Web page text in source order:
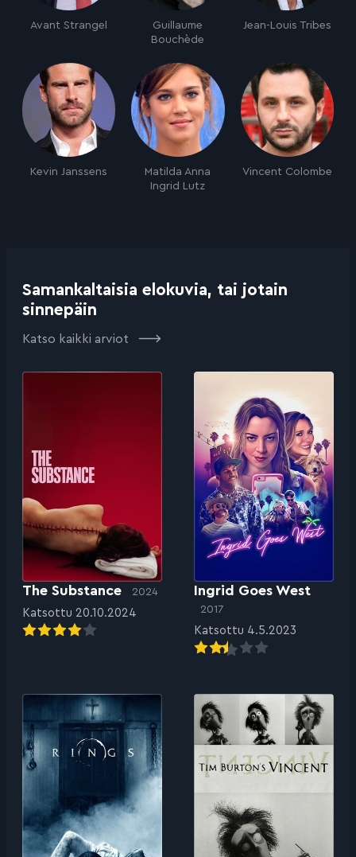
Avant Strangel
Guillaume
Bouchède
Jean-Louis Tribes
Kevin Janssens
Matilda Anna
Ingrid Lutz
Vincent Colombe
Samankaltaisia elokuvia, tai jotain
sinnepäin
Katso kaikki arviot
The Substance 2024
Katsottu 20.10.2024
Ingrid Goes West
2017
Katsottu 4.5.2023